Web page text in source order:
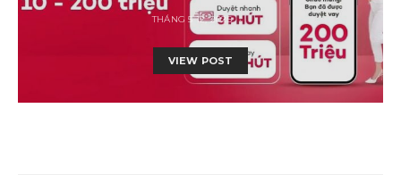
THÁNG 5 12, 2025
VIEW POST